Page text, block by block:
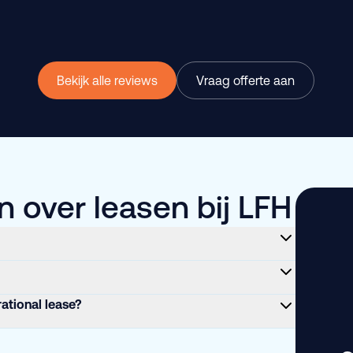
Bekijk alle reviews Vraag offerte aan
over leasen bij LFH
lease?